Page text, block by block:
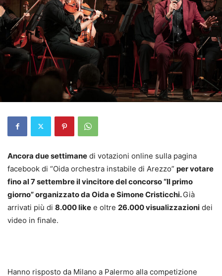
Ancora due settimane di votazioni online sulla pagina
facebook di “Oida orchestra instabile di Arezzo” per votare
fino al 7 settembre il vincitore del concorso “Il primo
giorno” organizzato da Oida e Simone Cristicchi.Già
arrivati più di 8.000 like e oltre 26.000 visualizzazioni dei
video in finale.
Hanno risposto da Milano a Palermo alla competizione